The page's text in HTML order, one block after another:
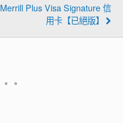
Merrill Plus Visa Signature 信
用卡【已絕版】